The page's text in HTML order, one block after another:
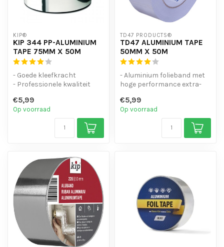
KIP®
KIP 344 PP-ALUMINIUM
TAPE 75MM X 50M
- Goede kleefkracht
- Professionele kwaliteit
alumin...
€5,99
Op voorraad
TD47 PRODUCTS®
TD47 ALUMINIUM TAPE
50MM X 50M
- Aluminium folieband met
hoge performance extra-
- Uitstek...
€5,99
Op voorraad